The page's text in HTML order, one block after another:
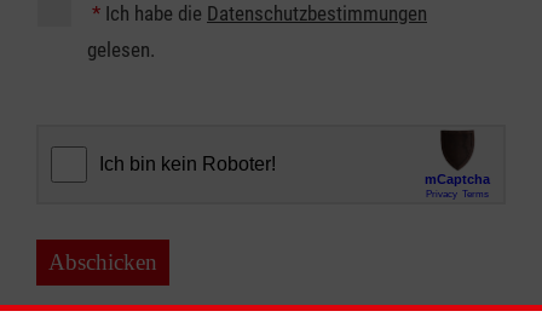
* Ich habe die Datenschutzbestimmungen
gelesen.
Abschicken